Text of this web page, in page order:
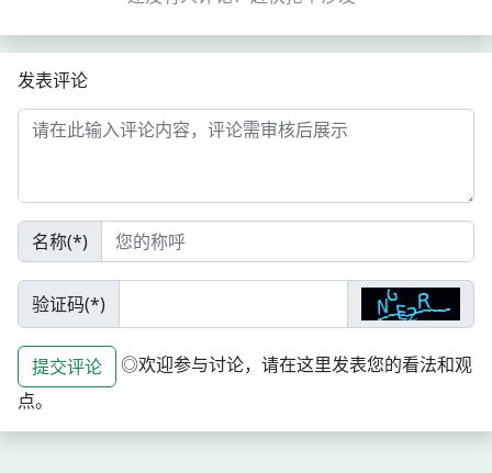
发表评论
名称(*)
验证码(*)
提交评论
◎欢迎参与讨论，请在这里发表您的看法和观
点。